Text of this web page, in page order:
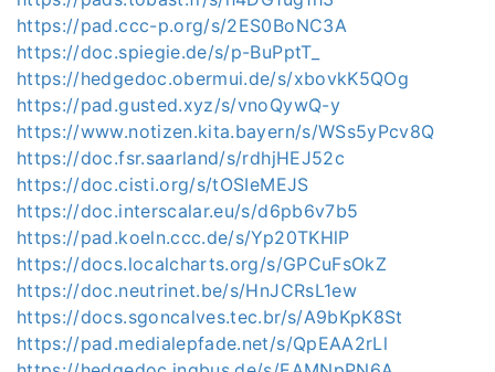
https://pad.ccc-p.org/s/2ES0BoNC3A
https://doc.spiegie.de/s/p-BuPptT_
https://hedgedoc.obermui.de/s/xbovkK5QOg
https://pad.gusted.xyz/s/vnoQywQ-y
https://www.notizen.kita.bayern/s/WSs5yPcv8Q
https://doc.fsr.saarland/s/rdhjHEJ52c
https://doc.cisti.org/s/tOSIeMEJS
https://doc.interscalar.eu/s/d6pb6v7b5
https://pad.koeln.ccc.de/s/Yp20TKHlP
https://docs.localcharts.org/s/GPCuFsOkZ
https://doc.neutrinet.be/s/HnJCRsL1ew
https://docs.sgoncalves.tec.br/s/A9bKpK8St
https://pad.medialepfade.net/s/QpEAA2rLl